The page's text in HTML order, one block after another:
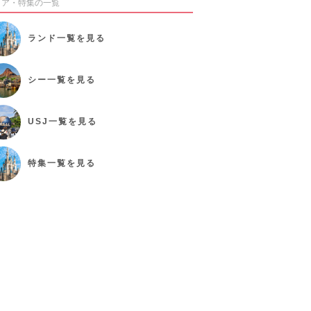
・特集の一覧
ランド 一覧を見る
シー一覧を見る
USJ 一覧を見る
特集一覧を見る